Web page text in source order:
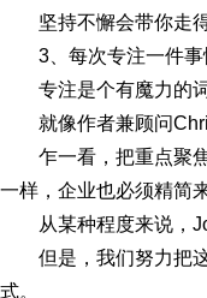
坚持不懈会带你走
3、每次专注一件事
专注是个有魔力的
就像作者兼顾问
乍一看，把重点聚
一样，企业也必须精简
从某种程度来说，
但是，我们努力把
式。